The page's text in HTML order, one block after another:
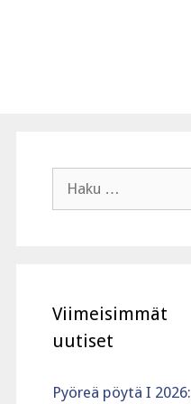
Viimeisimmät
uutiset
Pyöreä pöytä I 2026: